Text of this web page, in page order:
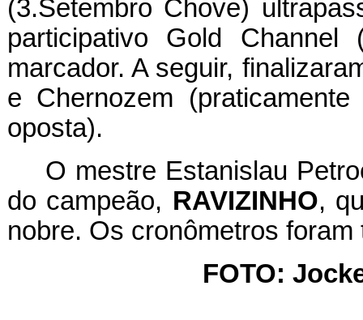
(3.Setembro Chove)
participativo Gold
marcador. A seguir,
e Chernozem
oposta).
O mestre Estanislau
do campeão, RAVIZINHO,
nobre. Os cronômetros
FOTO: